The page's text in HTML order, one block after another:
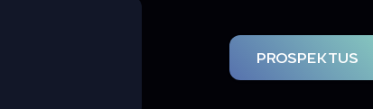
PROSPEKTUS